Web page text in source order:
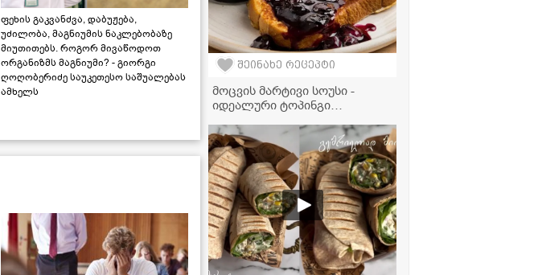
ფეხის გაკვანძვა, დაბუჟება,
უძილობა, მაგნიუმის ნაკლებობაზე
მიუთითებს. როგორ მივაწოდოთ
ორგანიზმს მაგნიუმი? - გიორგი
ღოღობერიძე საუკეთესო საშუალებას
ამხელს
შეინახე რეცეპტი
მოცვის მარტივი სოუსი -
იდეალური ტოპინგი
ბლინებისთვის, ნაყინისთვის
და სხვა დესერტებისთვის